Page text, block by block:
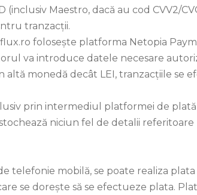
(inclusiv Maestro, dacă au cod CVV2/
tranzacţii.
foloseşte platforma Netopia
va introduce datele necesare
monedă decât LEI, tranzacţiile se
prin intermediul platformei de
niciun fel de detalii
telefonie mobilă, se poate realiza
se dorește să se efectueze plata.